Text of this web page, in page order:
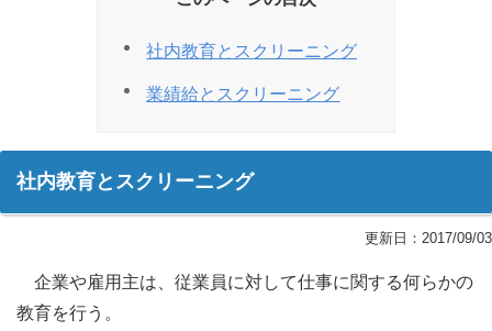
社内教育とスクリーニング
業績給とスクリーニング
社内教育とスクリーニング
更新日： 2017/09/03
企業や雇用主は、従業員に対して仕事に関する何らかの
教育を行う。